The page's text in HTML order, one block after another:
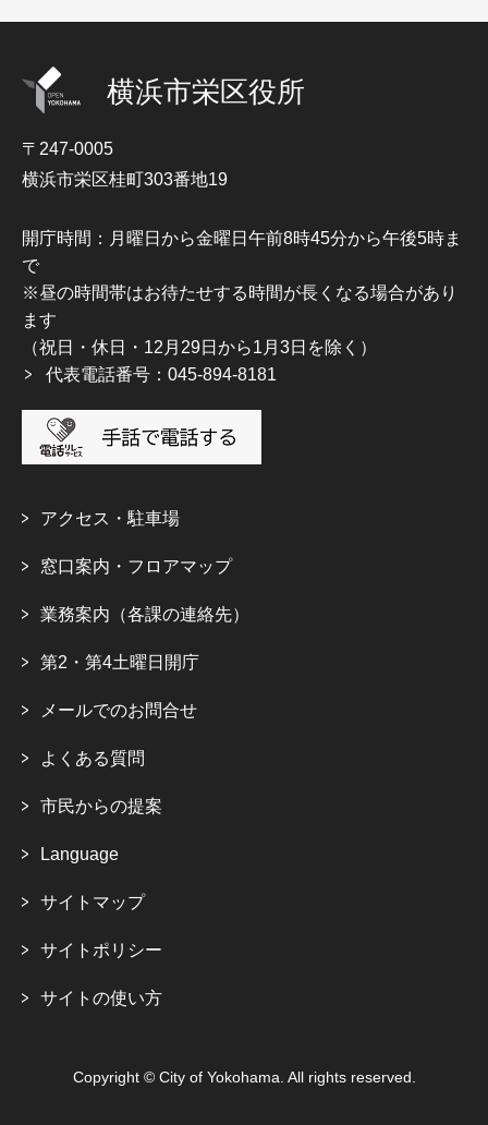
横浜市栄区役所
〒247-0005
横浜市栄区桂町303番地19
開庁時間：月曜日から金曜日午前8時45分から午後5時ま
で
※昼の時間帯はお待たせする時間が長くなる場合があり
ます
（祝日・休日・12月29日から1月3日を除く）
代表電話番号：045-894-8181
アクセス・駐車場
窓口案内・フロアマップ
業務案内（各課の連絡先）
第2・第4土曜日開庁
メールでのお問合せ
よくある質問
市民からの提案
Language
サイトマップ
サイトポリシー
サイトの使い方
Copyright © City of Yokohama. All rights reserved.